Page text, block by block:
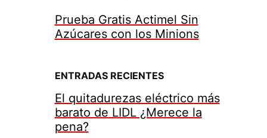
Prueba Gratis Actimel Sin
Azúcares con los Minions
ENTRADAS RECIENTES
El quitadurezas eléctrico más
barato de LIDL ¿Merece la
pena?